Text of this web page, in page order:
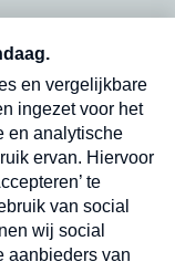
in
Verzend